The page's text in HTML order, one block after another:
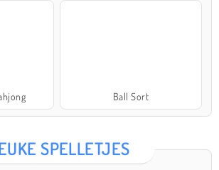
Ball Sort
SPELLETJES